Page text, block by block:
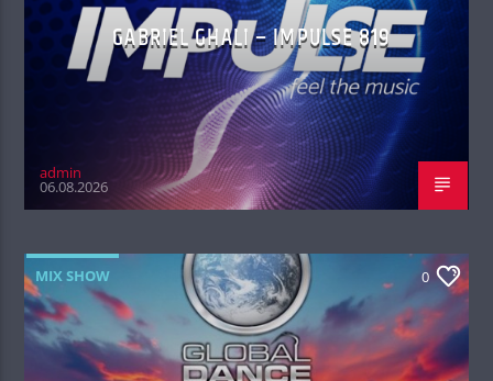
GABRIEL GHALI – IMPULSE 819
admin
06.08.2026
MIX SHOW 0